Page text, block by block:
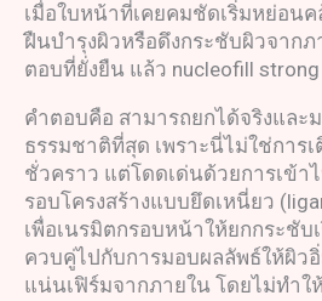
เมื่อใบหน้าที่เคยคมชัดเริ่มหย่อน
ฝืนบำรุงผิวหรือดึงกระชับผิวจาก
ตอบที่ยั่งยืน แล้ว nucleofill
คำตอบคือ สามารถยกได้จริงและ
ธรรมชาติที่สุด เพราะนี่ไม่ใช่การ
ชั่วคราว แต่โดดเด่นด้วยการเข้
รอบโครงสร้างแบบยึดเหนี่ยว
เพื่อเนรมิตกรอบหน้าให้ยกกระชับ
ควบคู่ไปกับการมอบผลลัพธ์ให้ผิว
แน่นเฟิร์มจากภายใน โดยไม่ทำ